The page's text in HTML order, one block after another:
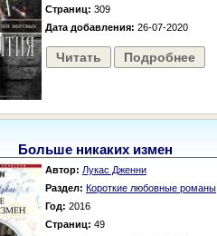
Страниц: 309
Дата добавления: 26-07-2020
Читать Подробнее
Больше никаких измен
Автор: Лукас Дженни
Раздел: Короткие любовные романы
Год: 2016
Страниц: 49